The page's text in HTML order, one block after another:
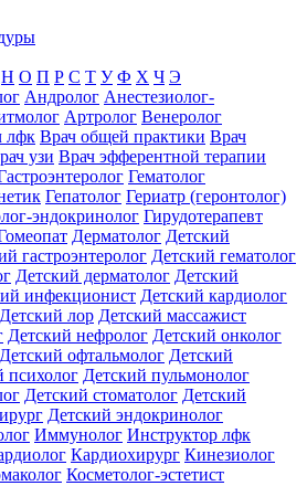
Н О П Р С Т У Ф Х Ч Э
Андролог Анестезиолог-
Артролог Венеролог
лфк Врач общей практики Врач
узи Врач эфферентной терапии
Гематолог
Гепатолог Гериатр (геронтолог)
эндокринолог Гирудотерапевт
Дерматолог Детский
гастроэнтеролог Детский гематолог
Детский дерматолог Детский
инфекционист Детский кардиолог
Детский лор Детский массажист
Детский нефролог Детский онколог
Детский офтальмолог Детский
психолог Детский пульмонолог
Детский стоматолог Детский
Детский эндокринолог
Иммунолог Инструктор лфк
Кардиохирург Кинезиолог
Косметолог-эстетист